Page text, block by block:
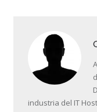
industria del IT